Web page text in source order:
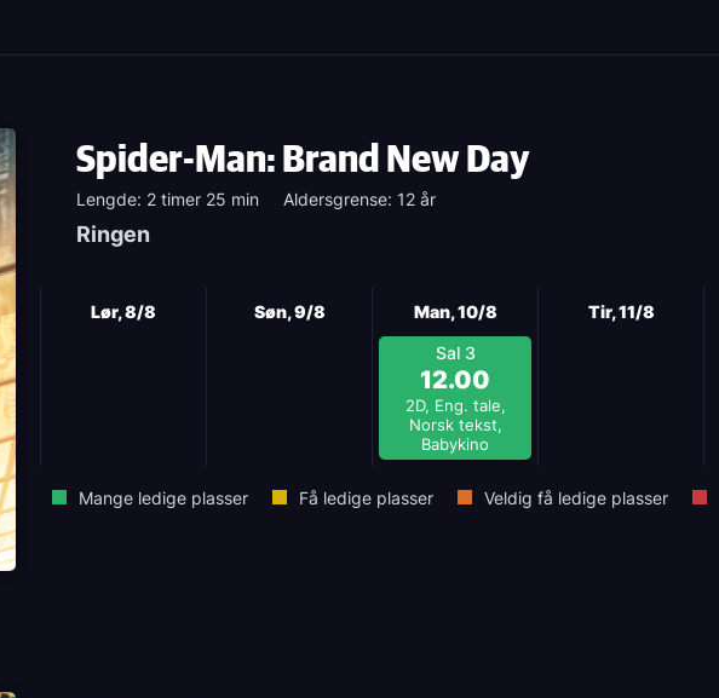
Spider-Man: Brand New Day
Lengde: 2 timer 25 min Aldersgrense: 12 år
Ringen
Lør, 8/8 Søn, 9/8
Man, 10/8
Sal 3
12.00
2D, Eng. tale,
Norsk tekst,
Babykino
Tir, 11/8
Mange ledige plasser Få ledige plasser Veldig få ledige plasser